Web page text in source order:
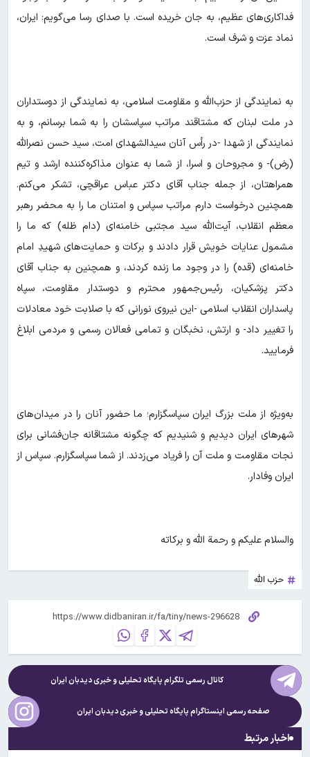
فداکاری‌های عظیم، به جان خریده است. با صدای رسا می‌گویم: ایران،
نماد عزت و شرف است.
به نمایندگی از حزب‌الله و مقاومت اسلامی، به نمایندگی از دوستداران
در ملت لبنان که مشتاقند مراتب سپاسشان را به شما برسانم، و به
نمایندگی از شهدا -در رأس آنان سیدالشهدای امت، سید حسن نصرالله
(رض)- و مجروحان و اسرا، از شما به عنوان مذاکره‌کننده ارشد و تیم
همراهتان، از جمله جناب آقای دکتر عباس عراقچی، تشکر می‌کنم.
همچنین درخواست دارم مراتب سپاس و امتنان ما را به محضر رهبر
معظم انقلاب، آیت‌الله سید مجتبی خامنه‌ای (دام ظله) که ما را
مشمول عنایات خویش قرار دادند و برکات و حمایت‌های شهیدِ امام
خامنه‌ای (قده) را در وجود ما زنده کردند، و همچنین به جناب آقای
دکتر پزشکیان، رئیس‌جمهور محترم و دوستدار مقاومت، سپاه
پاسداران انقلاب اسلامی -این نیروی نورانی که با صلابت خود معادلات
را تغییر داد- و ارتش، نخبگان و تمامی فعالان رسمی و مردمی ابلاغ
فرمایید.
به‌ویژه از ملت بزرگ ایران سپاسگزارم؛ ما حضور آنان را در میدان‌های
شهرهای ایران دیدیم و شنیدیم که چگونه مشتاقانه جان‌فشانی برای
نجات مقاومت و ملت آن را فریاد می‌زدند. از شما سپاسگزارم. سپاس از
ایران وفادار.
والسلام علیکم و رحمة الله و برکاته
حزب الله
کانال رسمی تلگرام پایگاه تحلیلی و خبریدیدبان ایران
صفحه رسمی اینستاگرام پایگاه تحلیلی و خبریدیدبان ایران
اخبار مرتبط